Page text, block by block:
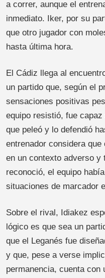
a correr, aunque el
inmediato. Iker, por su
que otro jugador con
hasta última hora.
El Cádiz llega al
un partido que, según el
sensaciones positivas
equipo resistió, fue
que peleó y lo defendió
entrenador considera
en un contexto adverso
reconoció, el equipo
situaciones de marcador
Sobre el rival, Idiakez
lógico es que sea un
que el Leganés fue
y que, pese a verse
permanencia, cuenta con